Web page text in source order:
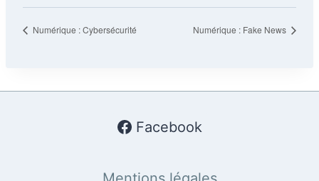
Numérique : Cybersécurité Numérique : Fake News
Facebook